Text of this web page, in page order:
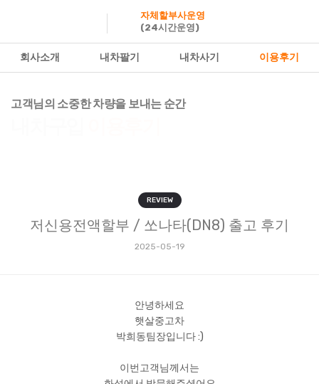
자체할부사운영
(24시간운영)
회사소개 내차팔기 내차사기 이용후기
고객님의 소중한 차량을 보내는 순간
REVIEW
저신용전액할부 / 쏘나타(DN8) 출고 후기
2025-05-19
안녕하세요
햇살중고차
박희동팀장입니다 :)
이번고객님께서는